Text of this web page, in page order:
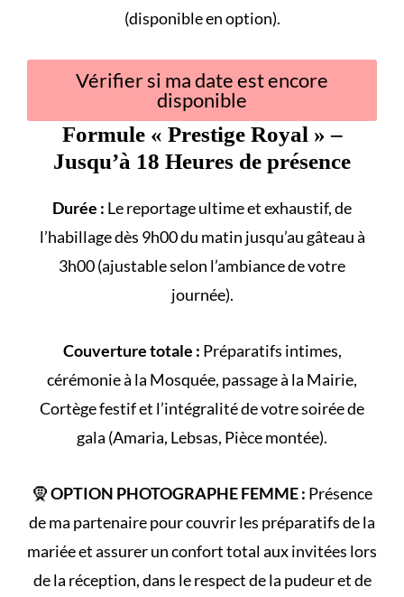
(disponible en option).
Vérifier si ma date est encore
disponible
Formule « Prestige Royal » –
Jusqu’à 18 Heures de présence
Durée : Le reportage ultime et exhaustif, de
l’habillage dès 9h00 du matin jusqu’au gâteau à
3h00 (ajustable selon l’ambiance de votre
journée).
Couverture totale : Préparatifs intimes,
cérémonie à la Mosquée, passage à la Mairie,
Cortègefestif et l’intégralité de votresoirée de
gala (Amaria, Lebsas, Pièce montée).
🧕OPTION PHOTOGRAPHE FEMME : Présence
de ma partenaire pour couvrir les préparatifs de la
mariée et assurer un confort total aux invitées lors
de la réception, dans le respect de la pudeur et de